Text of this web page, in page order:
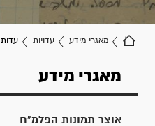
מאגרי מידע עדויות עדות
מאגרי מידע
אוצר תמונות הפלמ"ח